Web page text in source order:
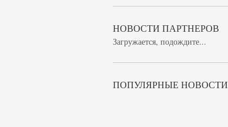
НОВОСТИ ПАРТНЕРОВ
Загружается, подождите...
ПОПУЛЯРНЫЕ НОВОСТИ